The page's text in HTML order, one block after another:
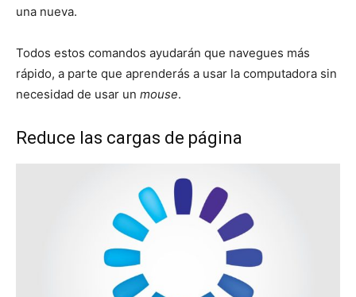
una nueva.
Todos estos comandos ayudarán que navegues más
rápido, a parte que aprenderás a usar la computadora sin
necesidad de usar un mouse.
Reduce las cargas de página